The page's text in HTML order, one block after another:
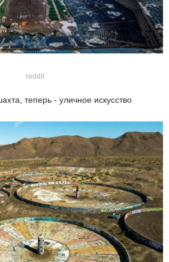
reddit
теперь - уличное искусство